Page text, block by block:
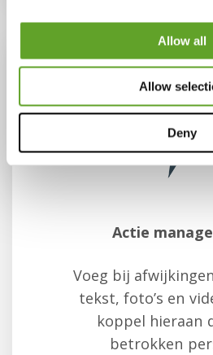
Allow all
Allow
Deny
Actie
Voeg bij
tekst, foto’s en
koppel hieraan
betrokken